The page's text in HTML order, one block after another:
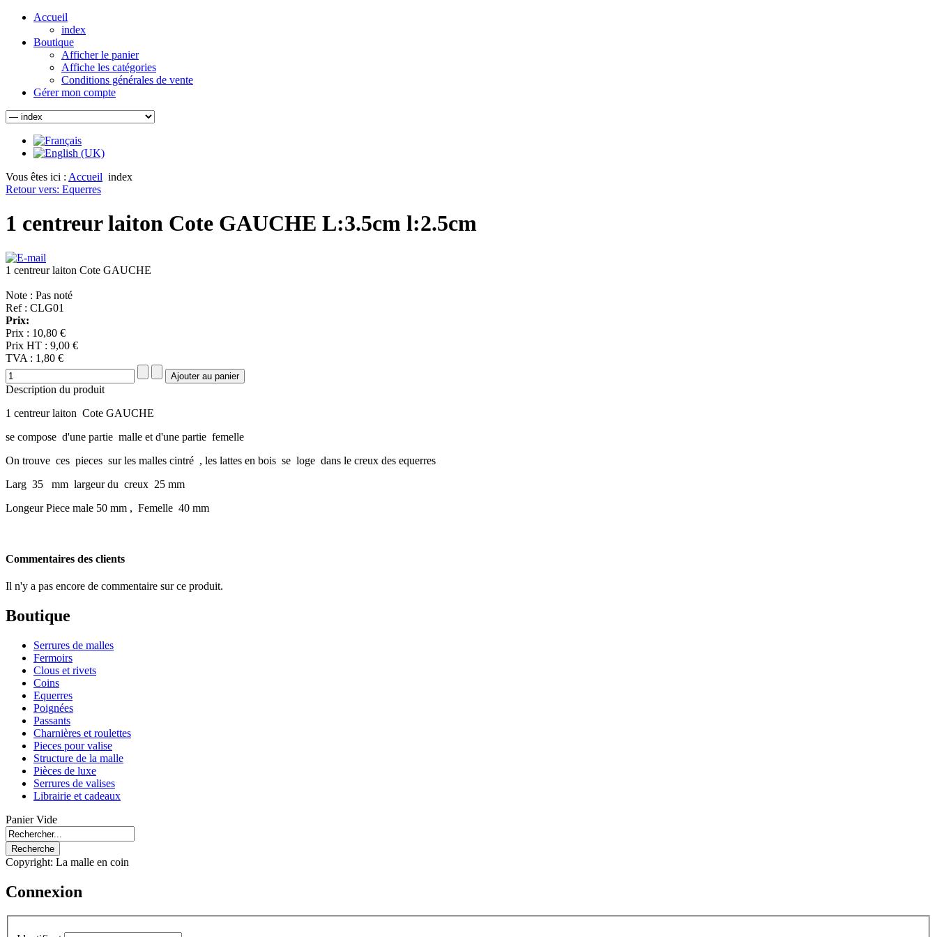
Accueil
index
Boutique
Afficher le panier
Affiche les catégories
Conditions générales de vente
Gérer mon compte
Vous êtes ici : Accueil index
Retour vers: Equerres
1 centreur laiton Cote GAUCHE L:3.5cm l:2.5cm
1 centreur laiton Cote GAUCHE
Note : Pas noté
Ref : CLG01
Prix:
Prix : 10,80 €
Prix HT : 9,00 €
TVA : 1,80 €
Description du produit
1 centreur laiton Cote GAUCHE
se compose d'une partie malle et d'une partie femelle
On trouve ces pieces sur les malles cintré , les lattes en bois se loge dans le creux des equerres
Larg 35 mm largeur du creux 25 mm
Longeur Piece male 50 mm , Femelle 40 mm
Commentaires des clients
Il n'y a pas encore de commentaire sur ce produit.
Boutique
Serrures de malles
Fermoirs
Clous et rivets
Coins
Equerres
Poignées
Passants
Charnières et roulettes
Pieces pour valise
Structure de la malle
Pièces de luxe
Serrures de valises
Librairie et cadeaux
Panier Vide
Copyright: La malle en coin
Connexion